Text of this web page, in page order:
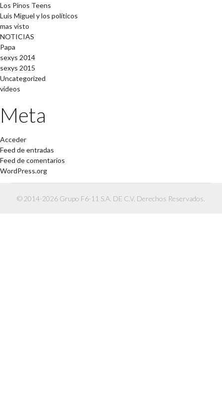
Los Pinos Teens
Luis Miguel y los políticos
mas visto
NOTICIAS
Papa
sexys 2014
sexys 2015
Uncategorized
videos
Meta
Acceder
Feed de entradas
Feed de comentarios
WordPress.org
© 2014-2026 Grupo F6-11 S.A. DE C.V. Derechos Reservados.